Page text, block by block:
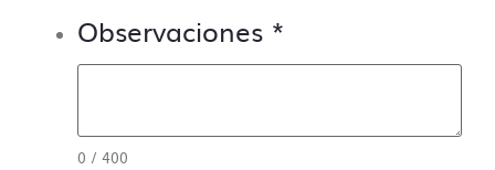
Observaciones *
0 / 400